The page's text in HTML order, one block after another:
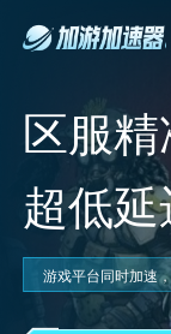
区服
超低
游戏平台同时加速